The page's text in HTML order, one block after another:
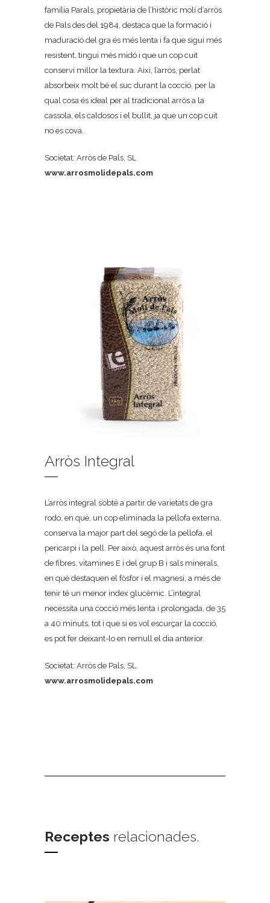
família Parals, propietària de l’històric molí d’arròs
de Pals des del 1984, destaca que la formació i
maduració del gra és més lenta i fa que sigui més
resistent, tingui més midó i que un cop cuit
conservi millor la textura. Així, l’arròs, perlat
absorbeix molt bé el suc durant la cocció, per la
qual cosa és ideal per al tradicional arròs a la
cassola, els caldosos i el bullit, ja que un cop cuit
no es cova.
Societat: Arròs de Pals, SL
www.arrosmolidepals.com
Arròs Integral
L’arròs integral s’obté a partir de varietats de gra
rodó, en què, un cop eliminada la pellofa externa,
conserva la major part del segó de la pellofa, el
pericarpi i la pell. Per això, aquest arròs és una font
de fibres, vitamines E i del grup B i sals minerals,
en què destaquen el fòsfor i el magnesi, a més de
tenir té un menor índex glucèmic. L’integral
necessita una cocció més lenta i prolongada, de 35
a 40 minuts, tot i que si es vol escurçar la cocció,
es pot fer deixant-lo en remull el dia anterior.
Societat: Arròs de Pals, SL
www.arrosmolidepals.com
Receptes relacionades.